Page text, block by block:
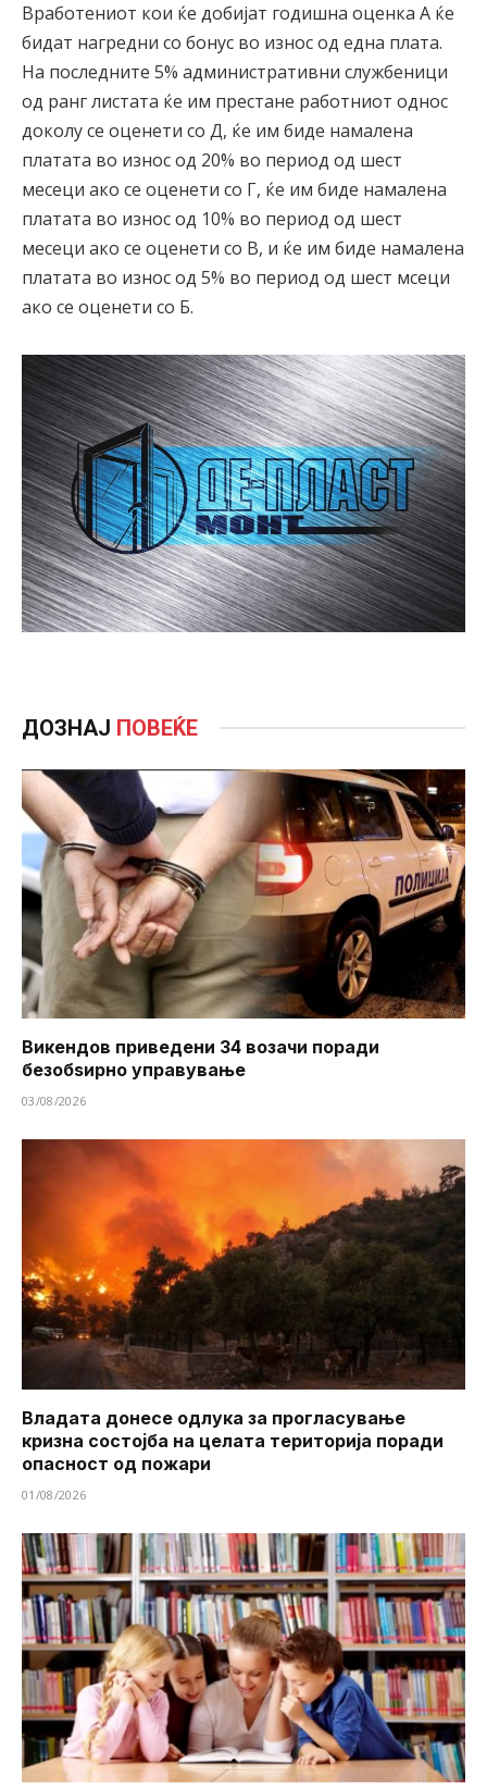
Вработениот кои ќе добијат годишна оценка А ќе
бидат нагредни со бонус во износ од една плата.
На последните 5% административни службеници
од ранг листата ќе им престане работниот однос
доколу се оценети со Д, ќе им биде намалена
платата во износ од 20% во период од шест
месеци ако се оценети со Г, ќе им биде намалена
платата во износ од 10% во период од шест
месеци ако се оценети со В, и ќе им биде намалена
платата во износ од 5% во период од шест мсеци
ако се оценети со Б.
ДОЗНАЈ ПОВЕЌЕ
Викендов приведени 34 возачи поради
безобѕирно управување
03/08/2026
Владата донесе одлука за прогласување
кризна состојба на целата територија поради
опасност од пожари
01/08/2026